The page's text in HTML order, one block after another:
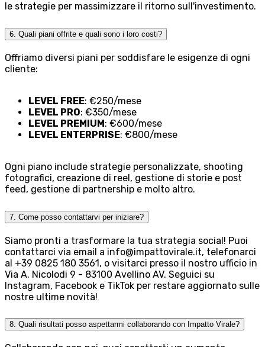
le strategie per massimizzare il ritorno sull'investimento.
6. Quali piani offrite e quali sono i loro costi?
Offriamo diversi piani per soddisfare le esigenze di ogni
cliente:
LEVEL FREE: €250/mese
LEVEL PRO: €350/mese
LEVEL PREMIUM: €600/mese
LEVEL ENTERPRISE: €800/mese
Ogni piano include strategie personalizzate, shooting
fotografici, creazione di reel, gestione di storie e post
feed, gestione di partnership e molto altro.
7. Come posso contattarvi per iniziare?
Siamo pronti a trasformare la tua strategia social! Puoi
contattarci via email a info@impattovirale.it, telefonarci
al +39 0825 180 3561, o visitarci presso il nostro ufficio in
Via A. Nicolodi 9 - 83100 Avellino AV. Seguici su
Instagram, Facebook e TikTok per restare aggiornato sulle
nostre ultime novità!
8. Quali risultati posso aspettarmi collaborando con Impatto Virale?